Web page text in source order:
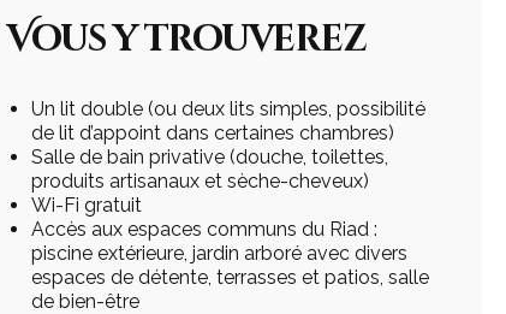
Vous y trouverez
Un lit double (ou deux lits simples, possibilité
de lit d’appoint dans certaines chambres)
Salle de bain privative (douche, toilettes,
produits artisanaux et sèche-cheveux)
Wi-Fi gratuit
Accès aux espaces communs du Riad :
piscine extérieure, jardin arboré avec divers
espaces de détente, terrasses et patios, salle
de bien-être